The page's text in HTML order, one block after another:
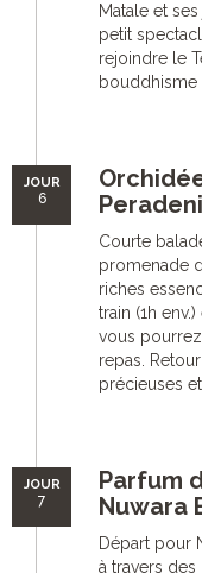
Matale et
petit
rejoindre le
bouddhisme
JOUR
6
Courte
promenade
riches
train (1h
vous
repas.
précieuses
JOUR
7
Parfum
Nuwara
Départ pour
à travers